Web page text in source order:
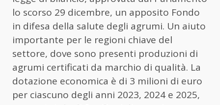
lo scorso 29 dicembre, un apposito Fondo
in difesa della salute degli agrumi. Un aiuto
importante per le regioni chiave del
settore, dove sono presenti produzioni di
agrumi certificati da marchio di qualità. La
dotazione economica è di 3 milioni di euro
per ciascuno degli anni 2023, 2024 e 2025,